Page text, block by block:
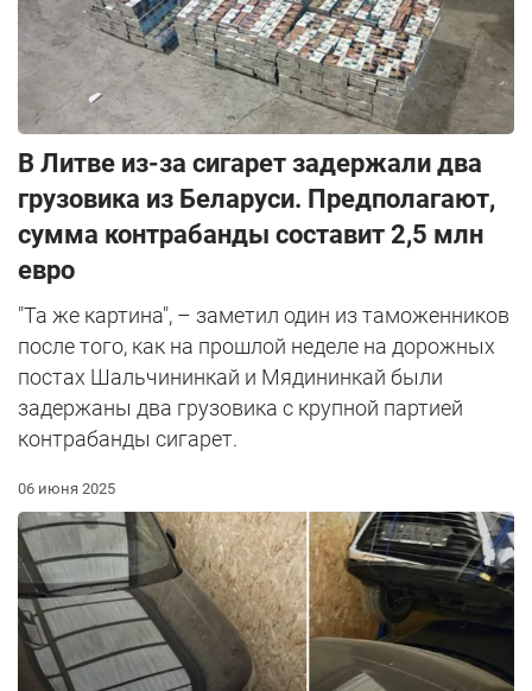
В Литве из-за сигарет задержали два
грузовика из Беларуси. Предполагают,
сумма контрабанды составит 2,5 млн
евро
"Та же картина", – заметил один из таможенников
после того, как на прошлой неделе на дорожных
постах Шальчининкай и Мядининкай были
задержаны два грузовика с крупной партией
контрабанды сигарет.
06 июня 2025